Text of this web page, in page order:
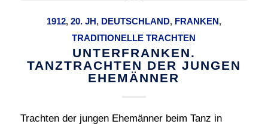
1912, 20. JH, DEUTSCHLAND, FRANKEN,
TRADITIONELLE TRACHTEN
UNTERFRANKEN.
TANZTRACHTEN DER JUNGEN
EHEMÄNNER
Trachten der jungen Ehemänner beim Tanz in